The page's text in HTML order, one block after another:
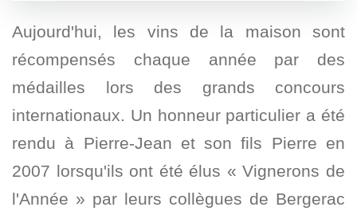
Aujourd'hui, les vins de la maison sont
récompensés chaque année par des
médailles lors des grands concours
internationaux. Un honneur particulier a été
rendu à Pierre-Jean et son fils Pierre en
2007 lorsqu'ils ont été élus « Vignerons de
l'Année » par leurs collègues de Bergerac